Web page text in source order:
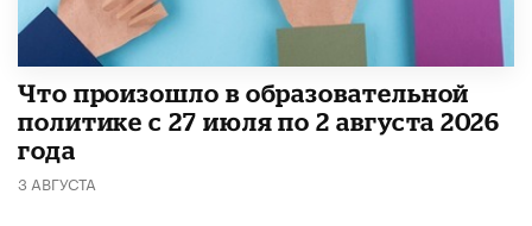
​Что произошло в образовательной
политике с 27 июля по 2 августа 2026
года
3 АВГУСТА